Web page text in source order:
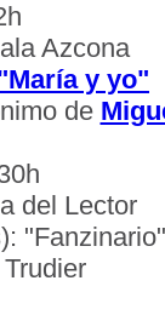
Azcona
y yo"
de
del Lector
"Fanzinario"